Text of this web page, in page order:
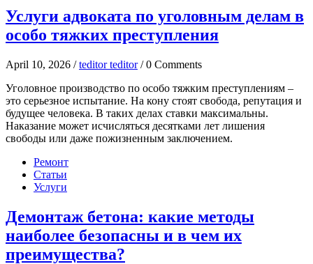
Услуги адвоката по уголовным делам в
особо тяжких преступления
April 10, 2026 /teditor teditor/ 0 Comments
Уголовное производство по особо тяжким преступлениям –
это серьезное испытание. На кону стоят свобода, репутация и
будущее человека. В таких делах ставки максимальны.
Наказание может исчисляться десятками лет лишения
свободы или даже пожизненным заключением.
Ремонт
Статьи
Услуги
Демонтаж бетона: какие методы
наиболее безопасны и в чем их
преимущества?